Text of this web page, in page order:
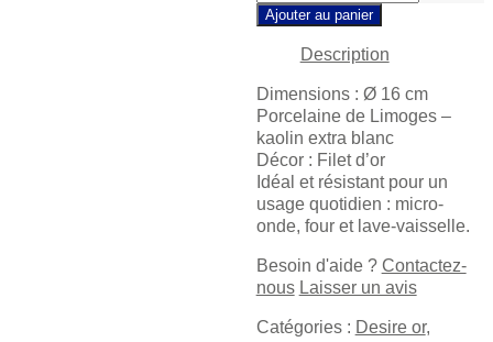
or
quantity
Ajouter au panier
Description
Dimensions : Ø 16 cm
Porcelaine de Limoges –
kaolin extra blanc
Décor : Filet d’or
Idéal et résistant pour un
usage quotidien : micro-
onde, four et lave-vaisselle.
Besoin d'aide ? Contactez-
nous Laisser un avis
Catégories : Desire or,